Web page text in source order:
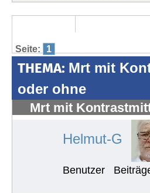
Seite: 1
THEMA: Mrt mit
oder ohne
Mrt mit
Helmut-G
Benutzer